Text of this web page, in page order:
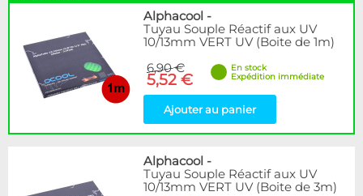
Alphacool -
Tuyau Souple Réactif aux UV
10/13mm VERT UV (Boite de 1m)
6,90 €
5,52 €
En stock
Expédition immédiate
Ajouter au panier
Alphacool -
Tuyau Souple Réactif aux UV
10/13mm VERT UV (Boite de 3m)